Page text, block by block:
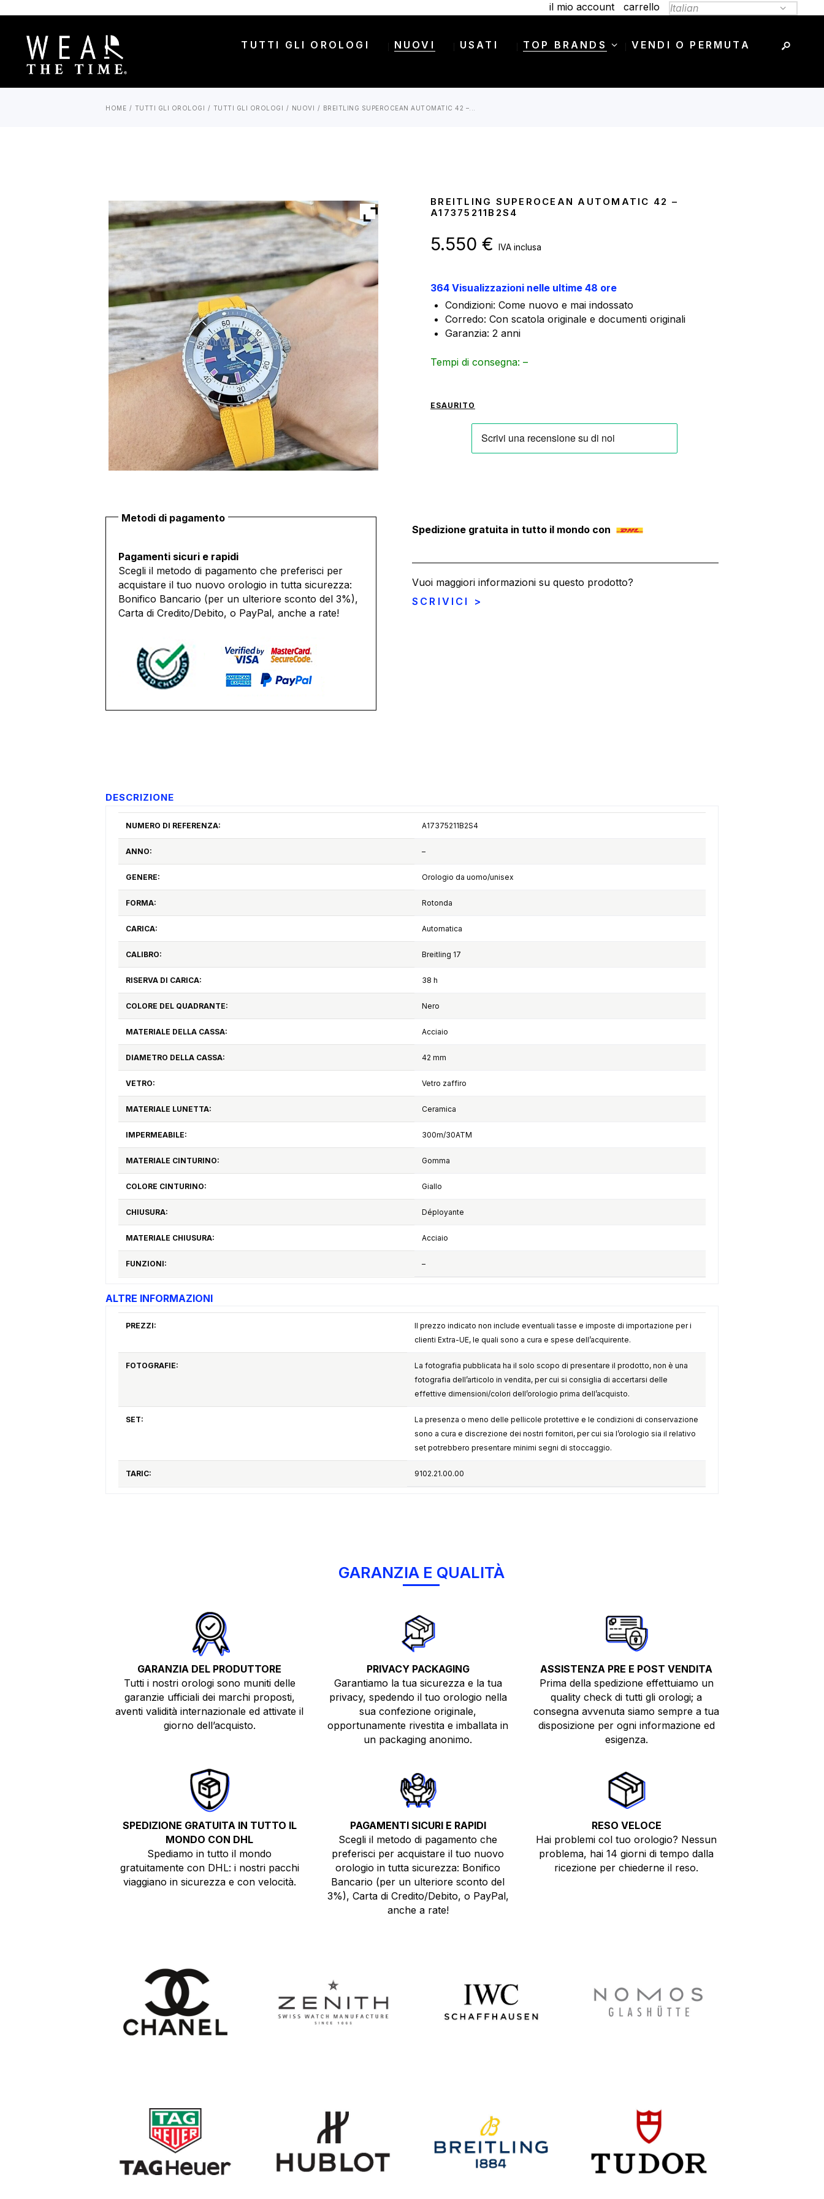
il mio account carrello
TUTTI GLI OROLOGI NUOVI USATI TOP BRANDS VENDI O PERMUTA
HOME TUTTI GLI OROLOGI TUTTI GLI OROLOGI NUOVI BREITLING SUPEROCEAN AUTOMATIC 42 –...
BREITLING SUPEROCEAN AUTOMATIC 42 –
A17375211B2S4
5.550 € IVA inclusa
364 Visualizzazioni nelle ultime 48 ore
Condizioni: Come nuovo e mai indossato
Corredo: Con scatola originale e documenti originali
Garanzia: 2 anni
Tempi di consegna: –
ESAURITO
Metodi di pagamento
Pagamenti sicuri e rapidi
Scegli il metodo di pagamento che preferisci per
acquistare il tuo nuovo orologio in tutta sicurezza:
Bonifico Bancario (per un ulteriore sconto del 3%),
Carta di Credito/Debito, o PayPal, anche a rate!
Spedizione gratuita in tutto il mondo con
Vuoi maggiori informazioni su questo prodotto?
SCRIVICI >
DESCRIZIONE
NUMERO DI REFERENZA: A17375211B2S4
ANNO: –
GENERE: Orologio da uomo/unisex
FORMA: Rotonda
CARICA: Automatica
CALIBRO: Breitling 17
RISERVA DI CARICA: 38 h
COLORE DEL QUADRANTE: Nero
MATERIALE DELLA CASSA: Acciaio
DIAMETRO DELLA CASSA: 42 mm
VETRO: Vetro zaffiro
MATERIALE LUNETTA: Ceramica
IMPERMEABILE: 300m/30ATM
MATERIALE CINTURINO: Gomma
COLORE CINTURINO: Giallo
CHIUSURA: Déployante
MATERIALE CHIUSURA: Acciaio
FUNZIONI: –
ALTRE INFORMAZIONI
PREZZI:
Il prezzo indicato non include eventuali tasse e imposte di importazione per i
clienti Extra-UE, le quali sono a cura e spese dell’acquirente.
FOTOGRAFIE:
La fotografia pubblicata ha il solo scopo di presentare il prodotto, non è una
fotografia dell’articolo in vendita, per cui si consiglia di accertarsi delle
effettive dimensioni/colori dell’orologio prima dell’acquisto.
SET:
La presenza o meno delle pellicole protettive e le condizioni di conservazione
sono a cura e discrezione dei nostri fornitori, per cui sia l’orologio sia il relativo
set potrebbero presentare minimi segni di stoccaggio.
TARIC: 9102.21.00.00
GARANZIA E QUALITÀ
GARANZIA DEL PRODUTTORE
Tutti i nostri orologi sono muniti delle
garanzie ufficiali dei marchi proposti,
aventi validità internazionale ed attivate il
giorno dell’acquisto.
PRIVACY PACKAGING
Garantiamo la tua sicurezza e la tua
privacy, spedendo il tuo orologio nella
sua confezione originale,
opportunamente rivestita e imballata in
un packaging anonimo.
ASSISTENZA PRE E POST VENDITA
Prima della spedizione effettuiamo un
quality check di tutti gli orologi; a
consegna avvenuta siamo sempre a tua
disposizione per ogni informazione ed
esigenza.
SPEDIZIONE GRATUITA IN TUTTO IL
MONDO CON DHL
Spediamo in tutto il mondo
gratuitamente con DHL: i nostri pacchi
viaggiano in sicurezza e con velocità.
PAGAMENTI SICURI E RAPIDI
Scegli il metodo di pagamento che
preferisci per acquistare il tuo nuovo
orologio in tutta sicurezza: Bonifico
Bancario (per un ulteriore sconto del
3%), Carta di Credito/Debito, o PayPal,
anche a rate!
RESO VELOCE
Hai problemi col tuo orologio? Nessun
problema, hai 14 giorni di tempo dalla
ricezione per chiederne il reso.